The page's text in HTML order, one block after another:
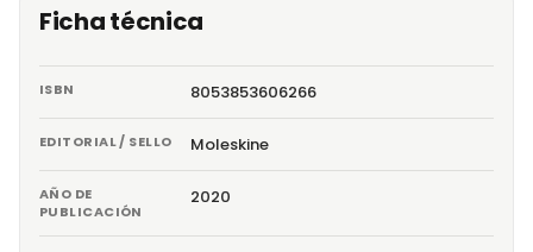
Ficha técnica
ISBN 8053853606266
EDITORIAL / SELLO Moleskine
AÑO DE
PUBLICACIÓN
2020